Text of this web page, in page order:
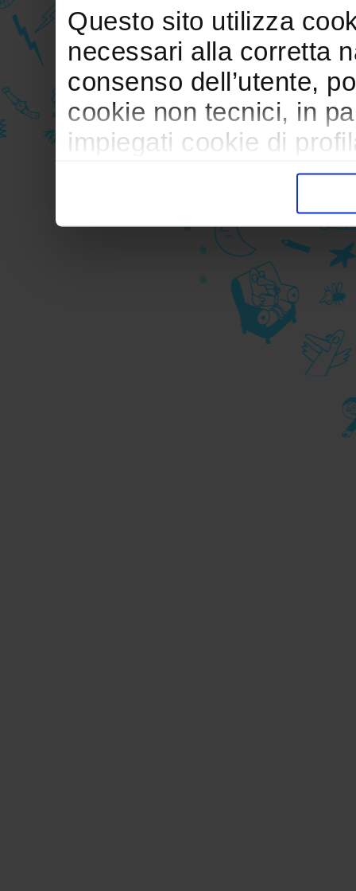
Questo sito utilizza
necessari alla corretta
consenso dell’utente,
cookie non tecnici, in
impiegati cookie di
trasferimento verso
durante la navigazione.
Per maggiori dettagli
durante la
privacy sui cookie, ti
informativa cookie
Chiudendo il banner
senza alcuna
cookie tecnici.